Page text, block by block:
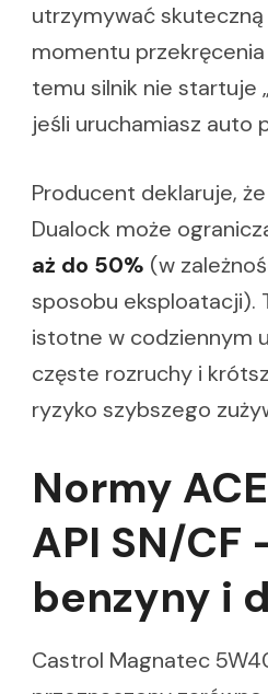
utrzymywać
momentu przekręcenia
temu silnik nie startuje
jeśli uruchamiasz auto
Producent deklaruje,
Dualock może
aż do 50% (w
sposobu eksploatacji).
istotne w codziennym
częste rozruchy i
ryzyko szybszego
Normy
API SN/CF
benzyny i
Castrol Magnatec